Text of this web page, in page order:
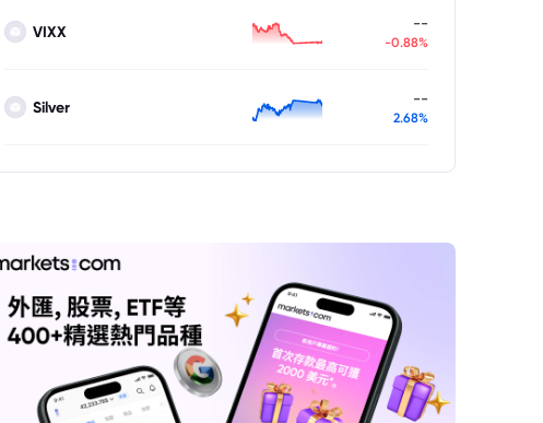
VIXX --
-0.88%
Silver --
2.68%